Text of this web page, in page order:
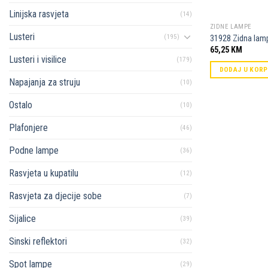
Linijska rasvjeta (14)
Lusteri (195)
Lusteri i visilice (179)
Napajanja za struju (10)
Ostalo (10)
Plafonjere (46)
Podne lampe (36)
Rasvjeta u kupatilu (12)
Rasvjeta za djecije sobe (7)
Sijalice (39)
Sinski reflektori (32)
Spot lampe (29)
ZIDNE LAMPE
31928 Zidna
65,25 KM
DODAJ U